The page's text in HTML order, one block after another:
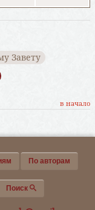
Завету
в начало
По авторам
Поиск